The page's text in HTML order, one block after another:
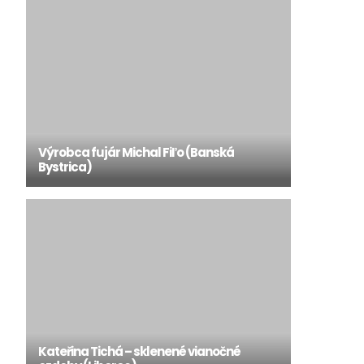
Výrobca fujár Michal Fiľo (Banská
Bystrica)
Kateřina Tichá – sklenené vianočné